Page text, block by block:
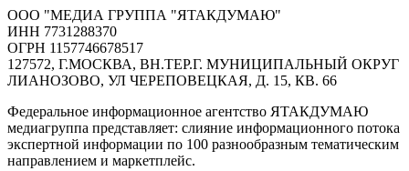
ООО "МЕДИА ГРУППА "ЯТАКДУМАЮ"
ИНН 7731288370
ОГРН 1157746678517
127572, Г.МОСКВА, ВН.ТЕР.Г. МУНИЦИПАЛЬНЫЙ ОКРУГ
ЛИАНОЗОВО, УЛ ЧЕРЕПОВЕЦКАЯ, Д. 15, КВ. 66
Федеральное информационное агентство ЯТАКДУМАЮ
медиагруппа представляет: слияние информационного потока
экспертной информации по 100 разнообразным тематическим
направлением и маркетплейс.